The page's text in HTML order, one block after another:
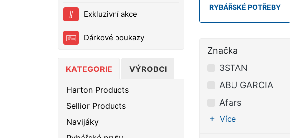
Exkluzivní akce
Dárkové poukazy
KATEGORIE VÝROBCI
Harton Products
Sellior Products
Navijáky
RYBÁŘSKÉ POTŘEBY
Značka
3STAN
ABU GARCIA
Afars
Více